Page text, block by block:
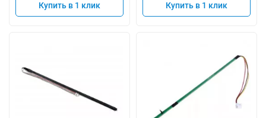
Купить в 1 клик Купить в 1 клик